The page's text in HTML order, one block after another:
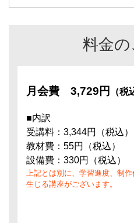
料金
月会費 3,729円 （税
■内訳
受講料：3,344円（税込）
教材費：55円（税込）
設備費：330円（税込）
上記とは別に、学習進度、制
生じる講座がございます。